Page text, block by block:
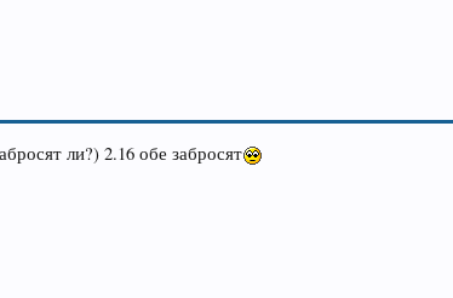
ли?) 2.16 обе забросят